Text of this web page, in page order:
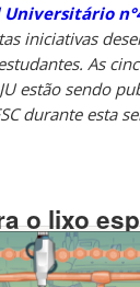
Universitário
iniciativas
As
estão sendo
durante esta
o lixo